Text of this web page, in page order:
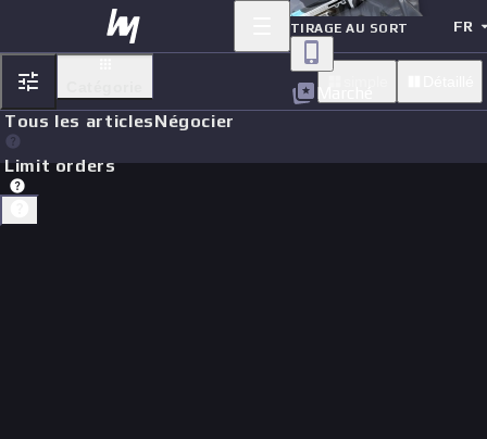
TIRAGE AU SORT
Marché
FR
Tous les articlesNégocier
Limit orders